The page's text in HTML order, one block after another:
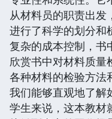
从材料员的职责出发
进行了科学的划分和
复杂的成本控制，书
欣赏书中对材料质量
各种材料的检验方法
我们能够直观地了解
学生来说，这本教材